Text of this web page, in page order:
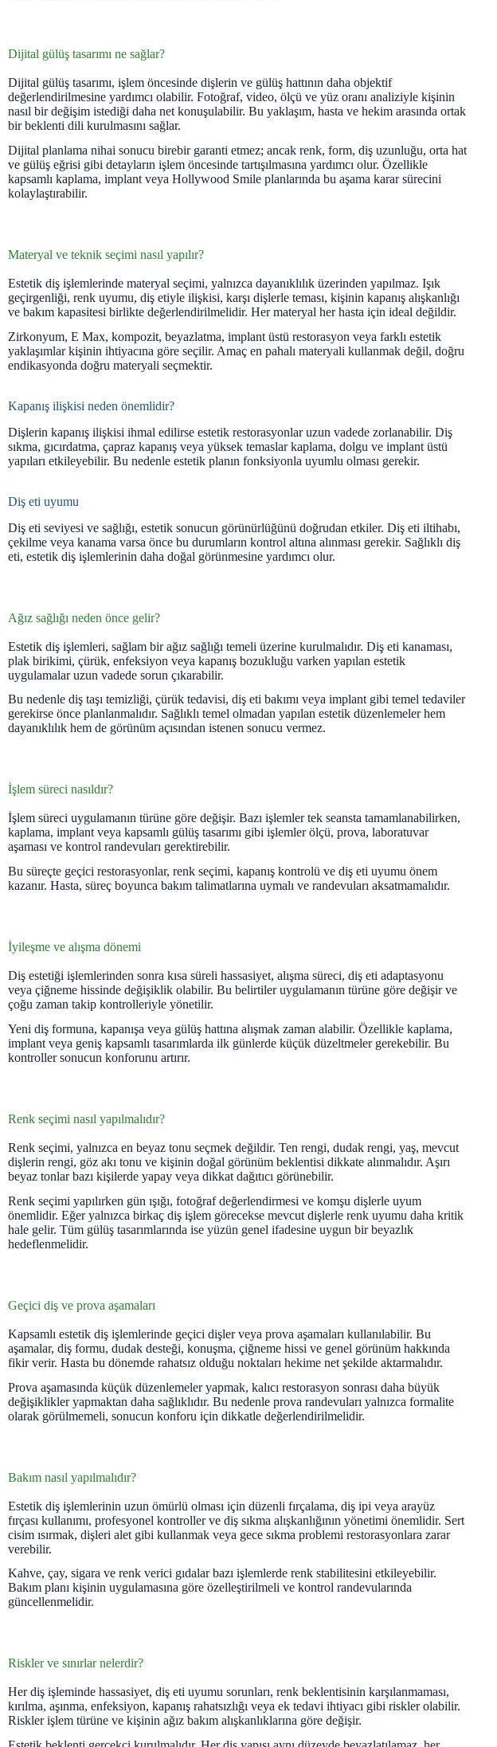
Dijital gülüş tasarımı ne sağlar?
Dijital gülüş tasarımı, işlem öncesinde dişlerin ve gülüş hattının daha objektif
değerlendirilmesine yardımcı olabilir. Fotoğraf, video, ölçü ve yüz oranı analiziyle kişinin
nasıl bir değişim istediği daha net konuşulabilir. Bu yaklaşım, hasta ve hekim arasında ortak
bir beklenti dili kurulmasını sağlar.
Dijital planlama nihai sonucu birebir garanti etmez; ancak renk, form, diş uzunluğu, orta hat
ve gülüş eğrisi gibi detayların işlem öncesinde tartışılmasına yardımcı olur. Özellikle
kapsamlı kaplama, implant veya Hollywood Smile planlarında bu aşama karar sürecini
kolaylaştırabilir.
Materyal ve teknik seçimi nasıl yapılır?
Estetik diş işlemlerinde materyal seçimi, yalnızca dayanıklılık üzerinden yapılmaz. Işık
geçirgenliği, renk uyumu, diş etiyle ilişkisi, karşı dişlerle teması, kişinin kapanış alışkanlığı
ve bakım kapasitesi birlikte değerlendirilmelidir. Her materyal her hasta için ideal değildir.
Zirkonyum, E Max, kompozit, beyazlatma, implant üstü restorasyon veya farklı estetik
yaklaşımlar kişinin ihtiyacına göre seçilir. Amaç en pahalı materyali kullanmak değil, doğru
endikasyonda doğru materyali seçmektir.
Kapanış ilişkisi neden önemlidir?
Dişlerin kapanış ilişkisi ihmal edilirse estetik restorasyonlar uzun vadede zorlanabilir. Diş
sıkma, gıcırdatma, çapraz kapanış veya yüksek temaslar kaplama, dolgu ve implant üstü
yapıları etkileyebilir. Bu nedenle estetik planın fonksiyonla uyumlu olması gerekir.
Diş eti uyumu
Diş eti seviyesi ve sağlığı, estetik sonucun görünürlüğünü doğrudan etkiler. Diş eti iltihabı,
çekilme veya kanama varsa önce bu durumların kontrol altına alınması gerekir. Sağlıklı diş
eti, estetik diş işlemlerinin daha doğal görünmesine yardımcı olur.
Ağız sağlığı neden önce gelir?
Estetik diş işlemleri, sağlam bir ağız sağlığı temeli üzerine kurulmalıdır. Diş eti kanaması,
plak birikimi, çürük, enfeksiyon veya kapanış bozukluğu varken yapılan estetik
uygulamalar uzun vadede sorun çıkarabilir.
Bu nedenle diş taşı temizliği, çürük tedavisi, diş eti bakımı veya implant gibi temel tedaviler
gerekirse önce planlanmalıdır. Sağlıklı temel olmadan yapılan estetik düzenlemeler hem
dayanıklılık hem de görünüm açısından istenen sonucu vermez.
İşlem süreci nasıldır?
İşlem süreci uygulamanın türüne göre değişir. Bazı işlemler tek seansta tamamlanabilirken,
kaplama, implant veya kapsamlı gülüş tasarımı gibi işlemler ölçü, prova, laboratuvar
aşaması ve kontrol randevuları gerektirebilir.
Bu süreçte geçici restorasyonlar, renk seçimi, kapanış kontrolü ve diş eti uyumu önem
kazanır. Hasta, süreç boyunca bakım talimatlarına uymalı ve randevuları aksatmamalıdır.
İyileşme ve alışma dönemi
Diş estetiği işlemlerinden sonra kısa süreli hassasiyet, alışma süreci, diş eti adaptasyonu
veya çiğneme hissinde değişiklik olabilir. Bu belirtiler uygulamanın türüne göre değişir ve
çoğu zaman takip kontrolleriyle yönetilir.
Yeni diş formuna, kapanışa veya gülüş hattına alışmak zaman alabilir. Özellikle kaplama,
implant veya geniş kapsamlı tasarımlarda ilk günlerde küçük düzeltmeler gerekebilir. Bu
kontroller sonucun konforunu artırır.
Renk seçimi nasıl yapılmalıdır?
Renk seçimi, yalnızca en beyaz tonu seçmek değildir. Ten rengi, dudak rengi, yaş, mevcut
dişlerin rengi, göz akı tonu ve kişinin doğal görünüm beklentisi dikkate alınmalıdır. Aşırı
beyaz tonlar bazı kişilerde yapay veya dikkat dağıtıcı görünebilir.
Renk seçimi yapılırken gün ışığı, fotoğraf değerlendirmesi ve komşu dişlerle uyum
önemlidir. Eğer yalnızca birkaç diş işlem görecekse mevcut dişlerle renk uyumu daha kritik
hale gelir. Tüm gülüş tasarımlarında ise yüzün genel ifadesine uygun bir beyazlık
hedeflenmelidir.
Geçici diş ve prova aşamaları
Kapsamlı estetik diş işlemlerinde geçici dişler veya prova aşamaları kullanılabilir. Bu
aşamalar, diş formu, dudak desteği, konuşma, çiğneme hissi ve genel görünüm hakkında
fikir verir. Hasta bu dönemde rahatsız olduğu noktaları hekime net şekilde aktarmalıdır.
Prova aşamasında küçük düzenlemeler yapmak, kalıcı restorasyon sonrası daha büyük
değişiklikler yapmaktan daha sağlıklıdır. Bu nedenle prova randevuları yalnızca formalite
olarak görülmemeli, sonucun konforu için dikkatle değerlendirilmelidir.
Bakım nasıl yapılmalıdır?
Estetik diş işlemlerinin uzun ömürlü olması için düzenli fırçalama, diş ipi veya arayüz
fırçası kullanımı, profesyonel kontroller ve diş sıkma alışkanlığının yönetimi önemlidir. Sert
cisim ısırmak, dişleri alet gibi kullanmak veya gece sıkma problemi restorasyonlara zarar
verebilir.
Kahve, çay, sigara ve renk verici gıdalar bazı işlemlerde renk stabilitesini etkileyebilir.
Bakım planı kişinin uygulamasına göre özelleştirilmeli ve kontrol randevularında
güncellenmelidir.
Riskler ve sınırlar nelerdir?
Her diş işleminde hassasiyet, diş eti uyumu sorunları, renk beklentisinin karşılanmaması,
kırılma, aşınma, enfeksiyon, kapanış rahatsızlığı veya ek tedavi ihtiyacı gibi riskler olabilir.
Riskler işlem türüne ve kişinin ağız bakım alışkanlıklarına göre değişir.